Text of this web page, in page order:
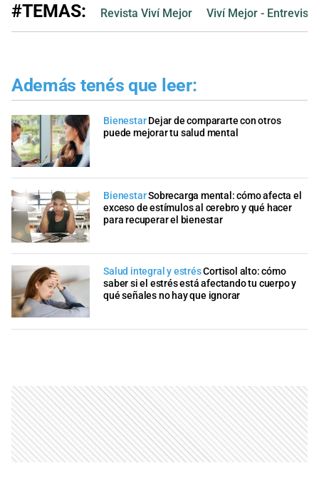
#TEMAS: Revista Viví Mejor Viví Mejor -
Además tenés que leer:
Bienestar Dejar de compararte con otros
puede mejorar tu salud mental
BienestarSobrecarga mental: cómo afecta el
exceso de estímulos al cerebro y qué hacer
para recuperar el bienestar
Salud integral y estrésCortisol alto: cómo
saber si el estrés está afectando tu cuerpo y
qué señales no hay que ignorar